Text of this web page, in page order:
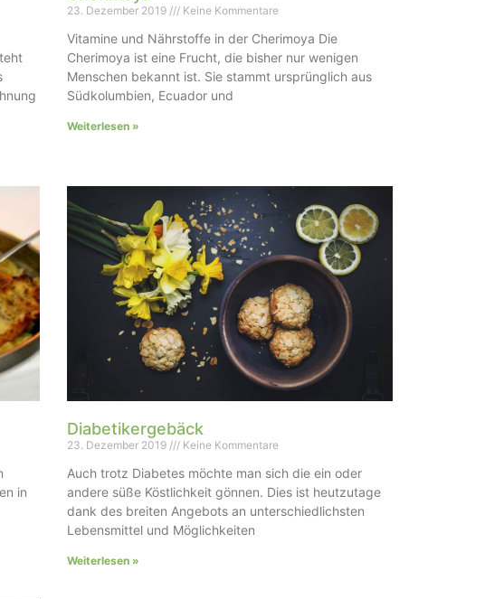
23. Dezember 2019 Keine Kommentare
Vitamine und Nährstoffe in der Cherimoya Die
Cherimoya ist eine Frucht, die bisher nur wenigen
Menschen bekannt ist. Sie stammt ursprünglich aus
Südkolumbien, Ecuador und
Weiterlesen »
in
Diabetikergebäck
23. Dezember 2019 Keine Kommentare
Auch trotz Diabetes möchte man sich die ein oder
andere süße Köstlichkeit gönnen. Dies ist heutzutage
dank des breiten Angebots an unterschiedlichsten
Lebensmittel und Möglichkeiten
Weiterlesen »